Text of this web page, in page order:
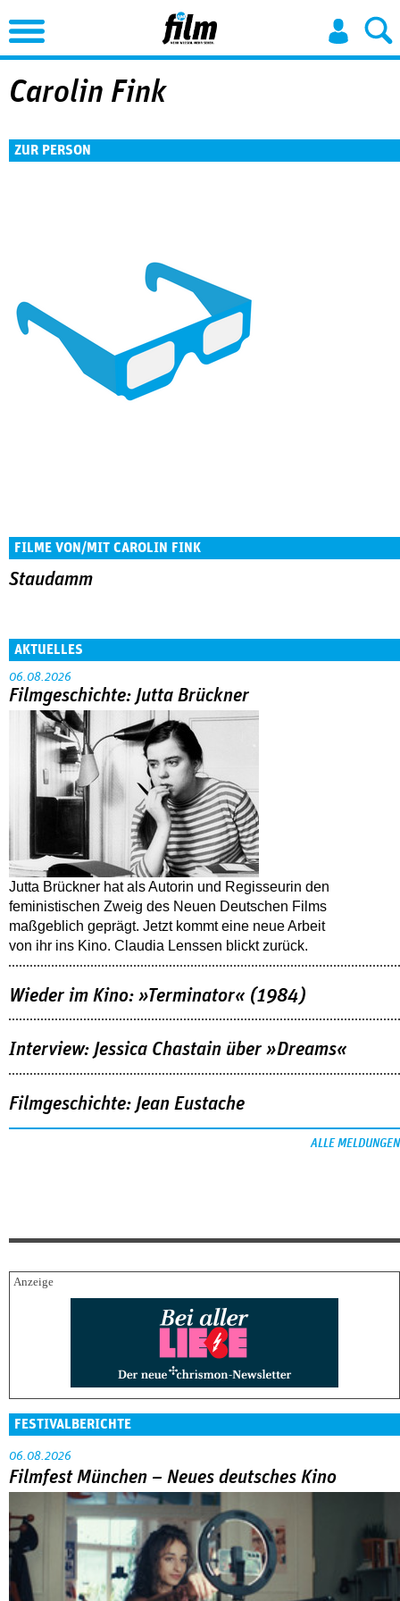
Jump to Navigation
Carolin Fink
ZUR PERSON
FILME VON/MIT CAROLIN FINK
Staudamm
AKTUELLES
06.08.2026
Filmgeschichte: Jutta Brückner
Jutta Brückner hat als Autorin und Regisseurin den
feministischen Zweig des Neuen Deutschen Films
maßgeblich geprägt. Jetzt kommt eine neue Arbeit
von ihr ins Kino. Claudia Lenssen blickt zurück.
Wieder im Kino: »Terminator« (1984)
Interview: Jessica Chastain über »Dreams«
Filmgeschichte: Jean Eustache
ALLE MELDUNGEN
FESTIVALBERICHTE
06.08.2026
Filmfest München – Neues deutsches Kino